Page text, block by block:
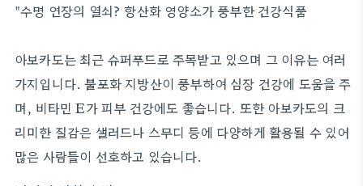
"수명 연장의 열쇠? 항산화 영양소가 풍부한 건강식품
아보카도는 최근 슈퍼푸드로 주목받고 있으며 그 이유는 여러
가지입니다. 불포화 지방산이 풍부하여 심장 건강에 도움을 주
며, 비타민 E가 피부 건강에도 좋습니다. 또한 아보카도의 크
리미한 질감은 샐러드나 스무디 등에 다양하게 활용될 수 있어
많은 사람들이 선호하고 있습니다.